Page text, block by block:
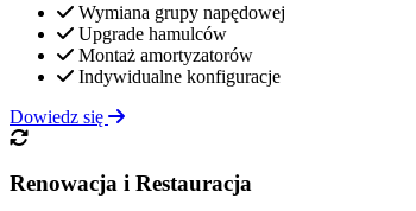
Wymiana grupy napędowej
Upgrade hamulców
Montaż amortyzatorów
Indywidualne konfiguracje
Dowiedz się
Renowacja i Restauracja